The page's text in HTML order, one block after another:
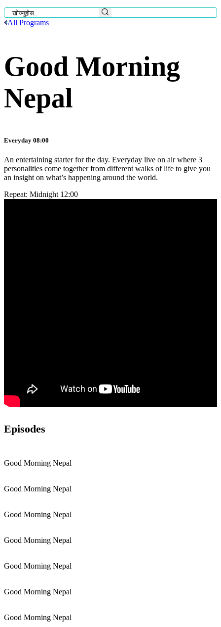
All Programs
Good Morning
Nepal
Everyday 08:00
An entertaining starter for the day. Everyday live on air where 3
personalities come together from different walks of life to give you
an insight on what’s happening around the world.
Repeat: Midnight 12:00
Episodes
Good Morning Nepal
Good Morning Nepal
Good Morning Nepal
Good Morning Nepal
Good Morning Nepal
Good Morning Nepal
Good Morning Nepal